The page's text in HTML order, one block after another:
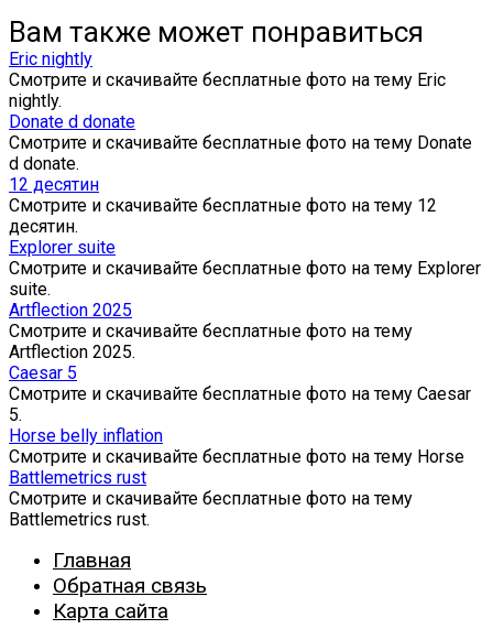
Вам также может понравиться
Eric nightly
Смотрите и скачивайте бесплатные фото на тему Eric
nightly.
Donate d donate
Смотрите и скачивайте бесплатные фото на тему Donate
d donate.
12 десятин
Смотрите и скачивайте бесплатные фото на тему 12
десятин.
Explorer suite
Смотрите и скачивайте бесплатные фото на тему Explorer
suite.
Artflection 2025
Смотрите и скачивайте бесплатные фото на тему
Artflection 2025.
Caesar 5
Смотрите и скачивайте бесплатные фото на тему Caesar
5.
Horse belly inflation
Смотрите и скачивайте бесплатные фото на тему Horse
Battlemetrics rust
Смотрите и скачивайте бесплатные фото на тему
Battlemetrics rust.
Главная
Обратная связь
Карта сайта